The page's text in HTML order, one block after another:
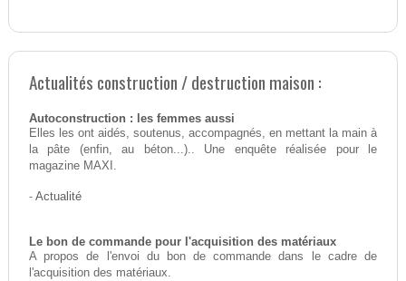
Actualités construction / destruction maison :
Autoconstruction : les femmes aussi
Elles les ont aidés, soutenus, accompagnés, en mettant la main à
la pâte (enfin, au béton...).. Une enquête réalisée pour le
magazine MAXI.
- Actualité
Le bon de commande pour l'acquisition des matériaux
A propos de l'envoi du bon de commande dans le cadre de
l'acquisition des matériaux.